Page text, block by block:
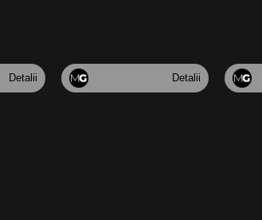
Detalii Detalii